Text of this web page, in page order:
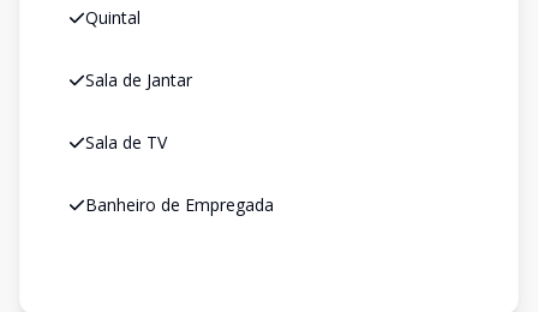
Quintal
Sala de Jantar
Sala de TV
Banheiro de Empregada